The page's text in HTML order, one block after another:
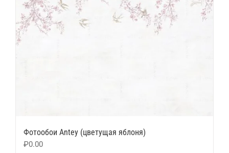
Фотообои Antey (цветущая яблоня)
₽0.00